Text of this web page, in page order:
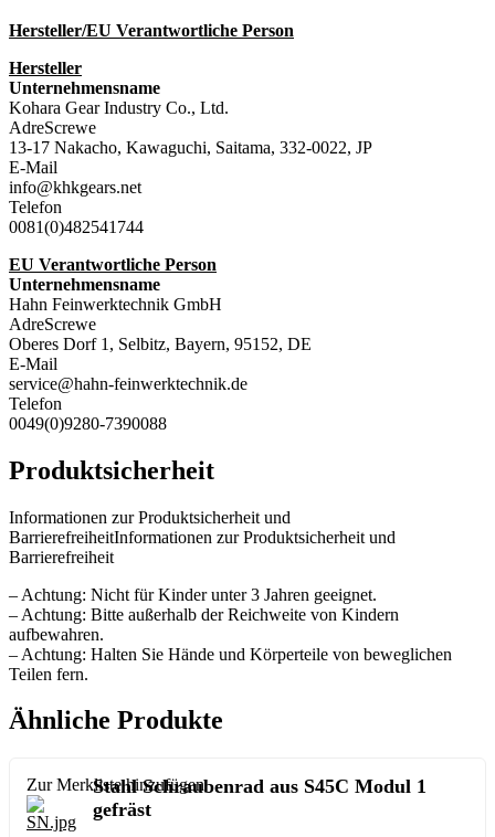
Hersteller/EU Verantwortliche Person
Hersteller
Unternehmensname
Kohara Gear Industry Co., Ltd.
AdreScrewe
13-17 Nakacho, Kawaguchi, Saitama, 332-0022, JP
E-Mail
info@khkgears.net
Telefon
0081(0)482541744
EU Verantwortliche Person
Unternehmensname
Hahn Feinwerktechnik GmbH
AdreScrewe
Oberes Dorf 1, Selbitz, Bayern, 95152, DE
E-Mail
service@hahn-feinwerktechnik.de
Telefon
0049(0)9280-7390088
Produktsicherheit
Informationen zur Produktsicherheit und
BarrierefreiheitInformationen zur Produktsicherheit und
Barrierefreiheit
– Achtung: Nicht für Kinder unter 3 Jahren geeignet.
– Achtung: Bitte außerhalb der Reichweite von Kindern
aufbewahren.
– Achtung: Halten Sie Hände und Körperteile von beweglichen
Teilen fern.
Ähnliche Produkte
Zur Merkliste hinzufügen
Stahl Schraubenrad aus S45C Modul 1
gefräst